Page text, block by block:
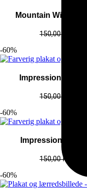
Mountain Wind
150,00
-60%
Impression II
150,00
-60%
Impression I
150,00kr.
-60%